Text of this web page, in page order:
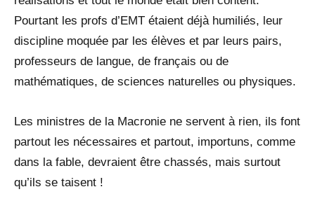
Pourtant les profs d’EMT étaient déjà humiliés, leur
discipline moquée par les élèves et par leurs pairs,
professeurs de langue, de français ou de
mathématiques, de sciences naturelles ou physiques.
Les ministres de la Macronie ne servent à rien, ils font
partout les nécessaires et partout, importuns, comme
dans la fable, devraient être chassés, mais surtout
qu’ils se taisent !